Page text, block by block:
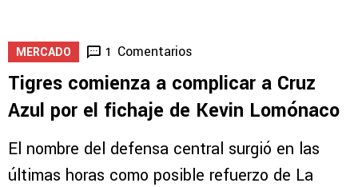
MERCADO 1 Comentarios
Tigres comienza a complicar a Cruz
Azul por el fichaje de Kevin Lomónaco
El nombre del defensa central surgió en las
últimas horas como posible refuerzo de La